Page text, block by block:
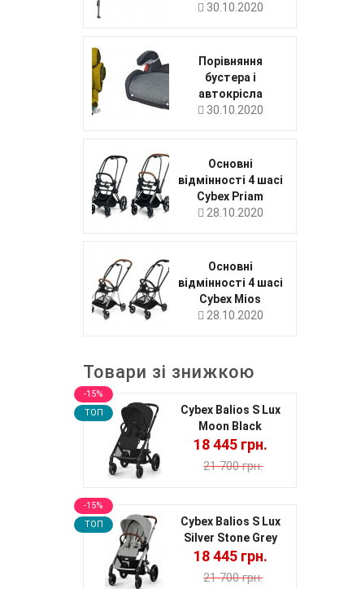
30.10.2020
Порівняння
бустера і
автокрісла
30.10.2020
Основні
відмінності 4 шасі
Cybex Priam
28.10.2020
Основні
відмінності 4 шасі
Cybex Mios
28.10.2020
Товари зі знижкою
-15%
TOП
Cybex Balios S Lux
Moon Black
18 445 грн.
21 700 грн.
-15%
TOП
Cybex Balios S Lux
Silver Stone Grey
18 445 грн.
21 700 грн.